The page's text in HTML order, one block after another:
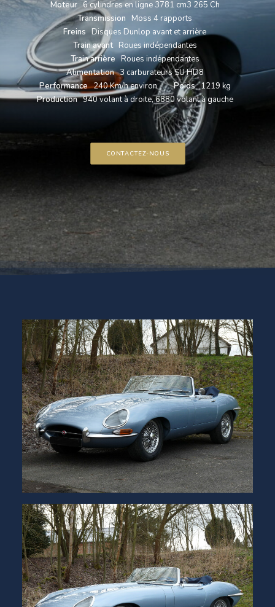
Moteur 6 cylindres en ligne 3781 cm3 265 Ch
Transmission
Moss 4 rapports
Freins Disques Dunlop avant et arrière
Train avant Roues indépendantes
Train arrière Roues indépendantes
Alimentation 3 carburateurs SU HD8
Performance 240 Km/h environ Poids 1219 kg
Production 940 volant à droite, 6880 volant à gauche
CONTACTEZ-NOUS